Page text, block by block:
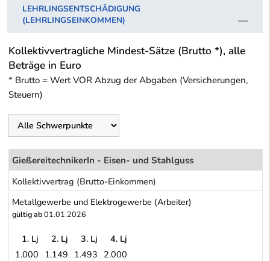
LEHRLINGSENTSCHÄDIGUNG
(LEHRLINGSEINKOMMEN)
Kollektivvertragliche Mindest-Sätze (Brutto *), alle
Beträge in Euro
* Brutto = Wert VOR Abzug der Abgaben (Versicherungen,
Steuern)
GießereitechnikerIn - Eisen- und Stahlguss
Kollektivvertrag (Brutto-Einkommen)
Metallgewerbe und Elektrogewerbe (Arbeiter)
gültig ab01.01.2026
1. Lj 2. Lj 3. Lj
4. Lj
1.000 1.149 1.493 2.000